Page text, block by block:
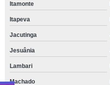
Itamonte
Itapeva
Jacutinga
Jesuânia
Lambari
Machado